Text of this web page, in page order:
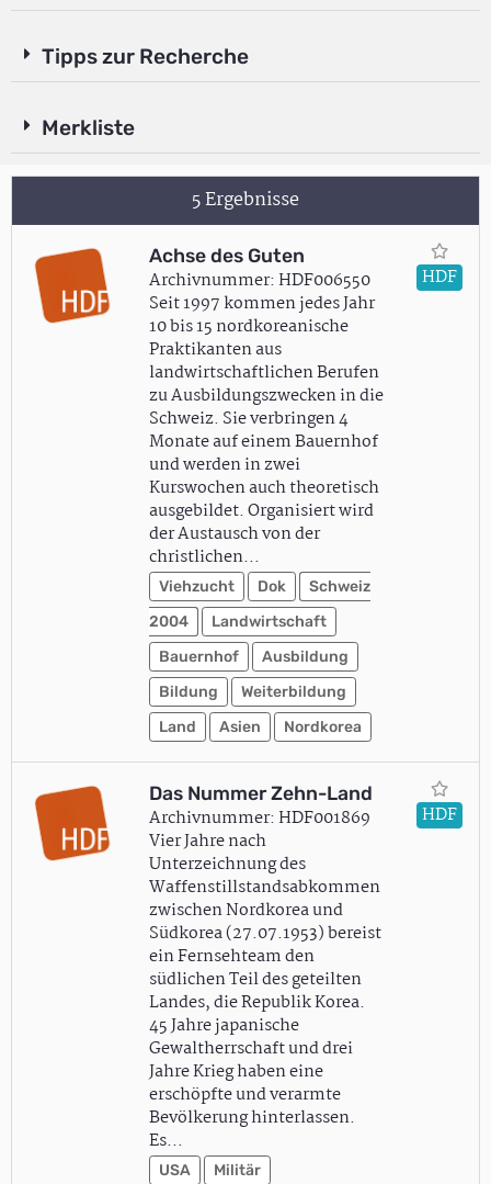
Tipps zur Recherche
Merkliste
5 Ergebnisse
Achse des Guten
Archivnummer: HDF006550
Seit 1997 kommen jedes Jahr
10 bis 15 nordkoreanische
Praktikanten aus
landwirtschaftlichen Berufen
zu Ausbildungszwecken in die
Schweiz. Sie verbringen 4
Monate auf einem Bauernhof
und werden in zwei
Kurswochen auch theoretisch
ausgebildet. Organisiert wird
der Austausch von der
christlichen…
Viehzucht Dok
Schweiz
2004
Landwirtschaft
Bauernhof
Ausbildung
Bildung
Weiterbildung
Land
Asien Nordkorea
HDF
Das Nummer Zehn-Land
Archivnummer: HDF001869
Vier Jahre nach
Unterzeichnung des
Waffenstillstandsabkommen
zwischen Nordkorea und
Südkorea (27.07.1953) bereist
ein Fernsehteam den
südlichen Teil des geteilten
Landes, die Republik Korea.
45 Jahre japanische
Gewaltherrschaft und drei
Jahre Krieg haben eine
erschöpfte und verarmte
Bevölkerung hinterlassen.
Es…
USA Militär
HDF